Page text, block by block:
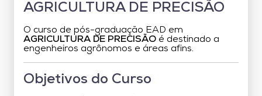
AGRICULTURA DE PRECISÃO
O curso de pós-graduação EAD em
AGRICULTURA DE PRECISÃO é destinado a
engenheiros agrônomos e áreas afins.
Objetivos do Curso